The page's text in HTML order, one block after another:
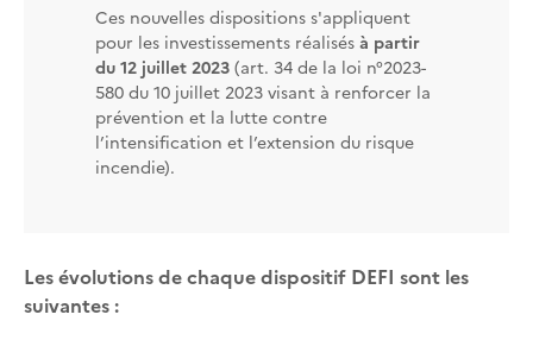
Ces nouvelles dispositions s'appliquent
pour les investissements réalisés à partir
du 12 juillet 2023 (art. 34 de la loi n°2023-
580 du 10 juillet 2023 visant à renforcer la
prévention et la lutte contre
l’intensification et l’extension du risque
incendie).
Les évolutions de chaque dispositif DEFI sont les
suivantes :